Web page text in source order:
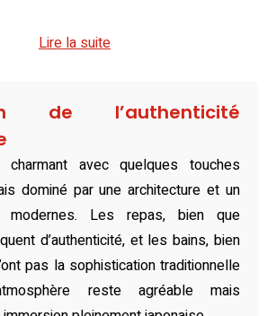
options Hollywood Twin, chaque
lits spacieux et le mobilier raffiné
optimal, tandis que les salles de
baignoires offrent une escapade
journée d’exploration. Une tasse de thé
de votre chambre constitue le parfait
sereine.
véritable perle de l’établissement,
européenne raffinée mettant à
Lire la suite
de l’authenticité
charmant avec quelques touches
dominé par une architecture et un
modernes. Les repas, bien que
d’authenticité, et les bains, bien
pas la sophistication traditionnelle
reste agréable mais